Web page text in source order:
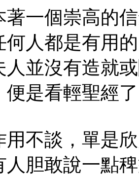
著一個崇高的
何人都是有用
人並沒有造就
便是看輕聖經
用不談，單是
人胆敢說一點